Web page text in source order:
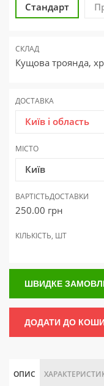
Стандарт
СКЛАД
Кущова троянда,
ДОСТАВКА
Київ і область
МІСТО
Київ
ВАРТІСТЬДОСТАВКИ
250.00 грн
КІЛЬКІСТЬ, ШТ
ШВИДКЕ
ДОДАТИ ДО
ОПИС